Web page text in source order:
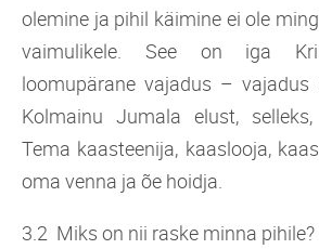
olemine ja pihil käimine ei ole
vaimulikele. See on iga
loomupärane vajadus – vajadus
Kolmainu Jumala elust,
Tema kaasteenija, kaaslooja,
oma venna ja õe hoidja.
3.2 Miks on nii raske minna pihile?